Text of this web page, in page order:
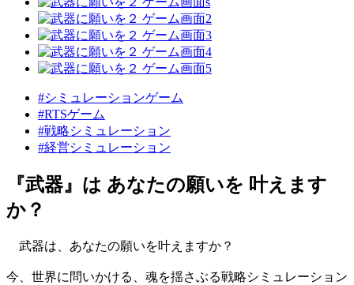
#シミュレーションゲーム
#RTSゲーム
#戦略シミュレーション
#経営シミュレーション
『武器』は あなたの願いを 叶えます
か？
武器は、あなたの願いを叶えますか？
今、世界に問いかける、魂を揺さぶる戦略シミュレーション